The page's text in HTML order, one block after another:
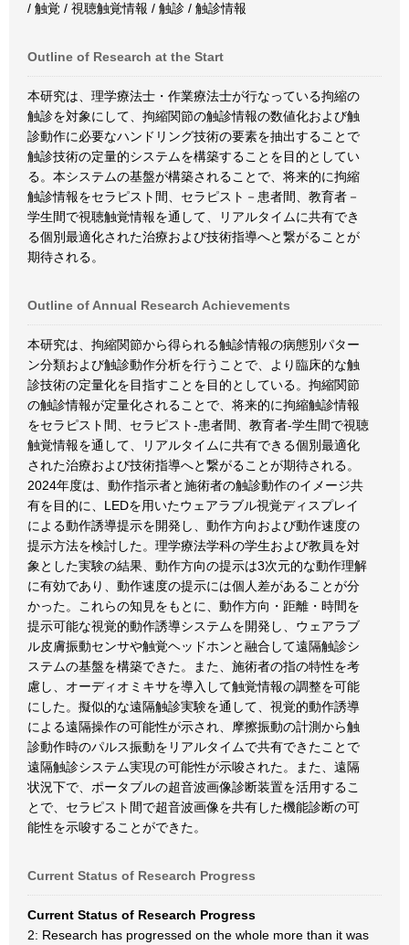
/ 触覚 / 視聴触覚情報 / 触診 / 触診情報
Outline of Research at the Start
本研究は、理学療法士・作業療法士が行なっている拘縮の
触診を対象にして、拘縮関節の触診情報の数値化および触
診動作に必要なハンドリング技術の要素を抽出することで
触診技術の定量的システムを構築することを目的としてい
る。本システムの基盤が構築されることで、将来的に拘縮
触診情報をセラピスト間、セラピスト－患者間、教育者－
学生間で視聴触覚情報を通して、リアルタイムに共有でき
る個別最適化された治療および技術指導へと繋がることが
期待される。
Outline of Annual Research Achievements
本研究は、拘縮関節から得られる触診情報の病態別パター
ン分類および触診動作分析を行うことで、より臨床的な触
診技術の定量化を目指すことを目的としている。拘縮関節
の触診情報が定量化されることで、将来的に拘縮触診情報
をセラピスト間、セラピスト-患者間、教育者-学生間で視聴
触覚情報を通して、リアルタイムに共有できる個別最適化
された治療および技術指導へと繋がることが期待される。
2024年度は、動作指示者と施術者の触診動作のイメージ共
有を目的に、LEDを用いたウェアラブル視覚ディスプレイ
による動作誘導提示を開発し、動作方向および動作速度の
提示方法を検討した。理学療法学科の学生および教員を対
象とした実験の結果、動作方向の提示は3次元的な動作理解
に有効であり、動作速度の提示には個人差があることが分
かった。これらの知見をもとに、動作方向・距離・時間を
提示可能な視覚的動作誘導システムを開発し、ウェアラブ
ル皮膚振動センサや触覚ヘッドホンと融合して遠隔触診シ
ステムの基盤を構築できた。また、施術者の指の特性を考
慮し、オーディオミキサを導入して触覚情報の調整を可能
にした。擬似的な遠隔触診実験を通して、視覚的動作誘導
による遠隔操作の可能性が示され、摩擦振動の計測から触
診動作時のパルス振動をリアルタイムで共有できたことで
遠隔触診システム実現の可能性が示唆された。また、遠隔
状況下で、ポータブルの超音波画像診断装置を活用するこ
とで、セラピスト間で超音波画像を共有した機能診断の可
能性を示唆することができた。
Current Status of Research Progress
Current Status of Research Progress
2: Research has progressed on the whole more than it was